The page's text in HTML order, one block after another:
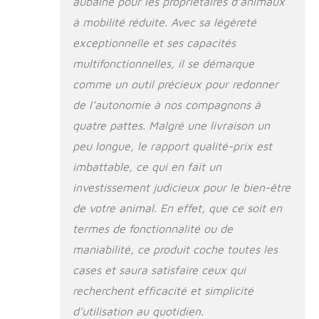
garantissant un
ajustement parfait
pour un confort et
une sécurité ultimes.
Renforcez le lien
entre vous et votre
animal tout en lui
essentiel. 【MOBILITÉ
ET JOIE
AMÉLIORÉES】 Conçu
et confiance aux
animaux ayant des
jambes, notre
FAUTEUIL ROULANT
POUR ANIMAUX DE
COMPAGNIE leur
permet de marcher,
courir et jouer en
à mobilité réduite. Avec sa légèreté
exceptionnelle et ses capacités
multifonctionnelles, il se démarque
comme un outil précieux pour redonner
de l’autonomie à nos compagnons à
quatre pattes. Malgré une livraison un
peu longue, le rapport qualité-prix est
imbattable, ce qui en fait un
investissement judicieux pour le bien-être
de votre animal. En effet, que ce soit en
termes de fonctionnalité ou de
maniabilité, ce produit coche toutes les
cases et saura satisfaire ceux qui
recherchent efficacité et simplicité
d’utilisation au quotidien.